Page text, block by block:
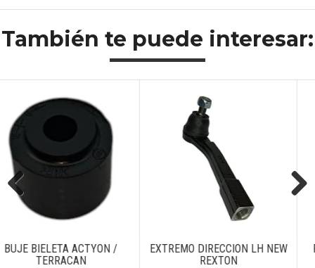
También te puede interesar:
/
EXTREMO DIRECCION LH NEW
PERNO RUEDA
ACTYON / NEW
Previous